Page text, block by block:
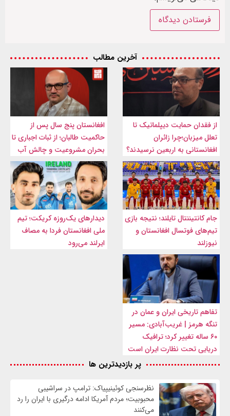
آخرین مطالب
از فقدان حمایت دیپلماتیک تا
تعلل میزبان؛چرا زائران
افغانستانی به اربعین نرسیدند؟
افغانستان پنج سال پس از
حاکمیت طالبان؛ از ثبات اجباری تا
بحران مشروعیت و چالش آب
جام کانتیننتال تایلند؛ نتیجه بازی
تیم‌های فوتسال افغانستان و
نیوزلند
دیدارهای یک‌روزه کریکت؛ تیم
ملی افغانستان فردا به مصاف
ایرلند می‌رود
تفاهم تاریخی ایران و عمان در
تنگه هرمز | غریب‌آبادی: مسیر
۶۰ ساله تغییر کرد؛ ترافیک
دریایی تحت نظارت ایران است
پر بازدیدترین ها
نظرسنجی کوئینیپیاک: ترامپ در سراشیبی
محبوبیت؛ مردم آمریکا ادامه درگیری با ایران را رد
می‌کنند